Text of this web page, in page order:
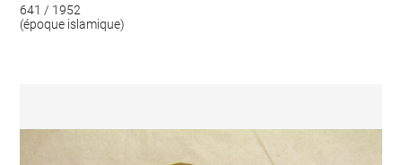
641 / 1952
(époque islamique)